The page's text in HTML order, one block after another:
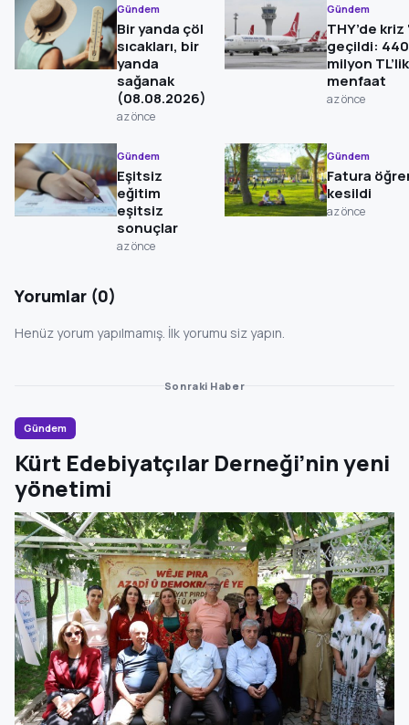
Gündem
Bir yanda çöl
sıcakları, bir
yanda
sağanak
(08.08.2026)
az önce
Gündem
THY’de kriz
geçildi: 440
milyon TL’lik
menfaat
az önce
Gündem
Eşitsiz
eğitim
eşitsiz
sonuçlar
az önce
Gündem
Fatura
kesildi
az önce
Yorumlar (0)
Henüz yorum yapılmamış. İlk yorumu siz yapın.
Sonraki Haber
Gündem
Kürt Edebiyatçılar Derneği’nin yeni
yönetimi